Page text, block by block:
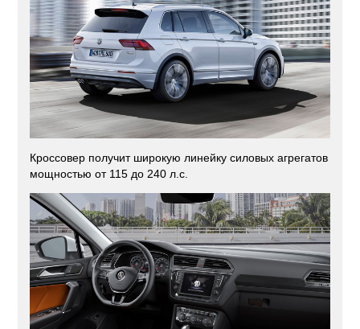
Кроссовер получит широкую линейку силовых агрегатов
мощностью от 115 до 240 л.с.